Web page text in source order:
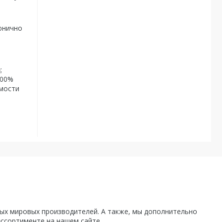
мировых производителей. А также, мы дополнительно